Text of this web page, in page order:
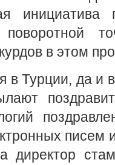
в этом
в Турции, да и
писем
директор